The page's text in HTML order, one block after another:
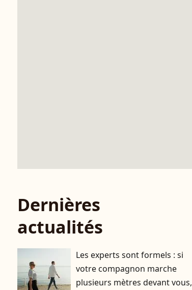
Dernières
actualités
Les experts sont formels : si
votre compagnon marche
plusieurs mètres devant vous,